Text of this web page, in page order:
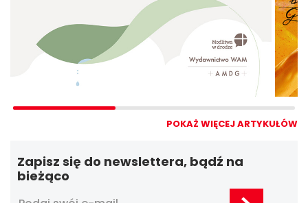
POKAŻ WIĘCEJ ARTYKUŁÓW
Zapisz się do newslettera, bądź na
bieżąco